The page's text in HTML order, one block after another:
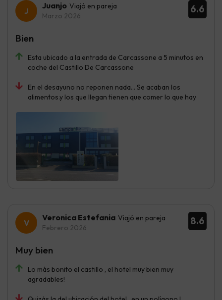
6.6
Juanjo Viajó en pareja
Marzo 2026
Esta ubicado a la entrada de Carcassone a 5 minutos en
coche del Castillo De Carcassone
En el desayuno no reponen nada... Se acaban los
alimentos.y los que llegan tienen que comer lo que hay
Bien
8.6
Veronica Estefania Viajó en pareja
Febrero 2026
Lo más bonito el castillo , el hotel muy bien muy
agradables!
Muy bien